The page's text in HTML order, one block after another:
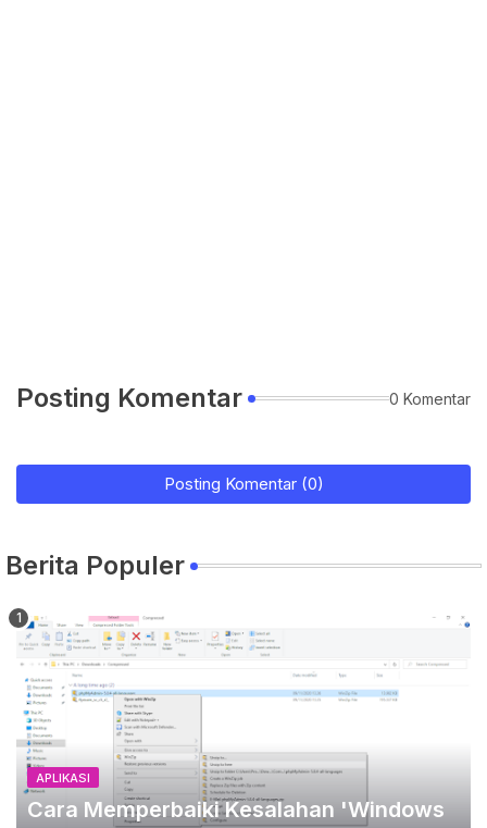
Posting Komentar 0 Komentar
Posting Komentar (0)
Berita Populer
APLIKASI
Cara Memperbaiki Kesalahan 'Windows